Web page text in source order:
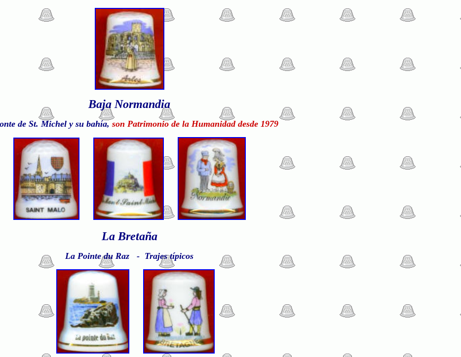
Baja Normandia
de St. Michel y su bahía, son Patrimonio de la Humanidad desde 1979
La Bretaña
La Pointe du Raz - Trajes típicos